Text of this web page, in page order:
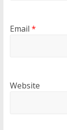
Email *
Website